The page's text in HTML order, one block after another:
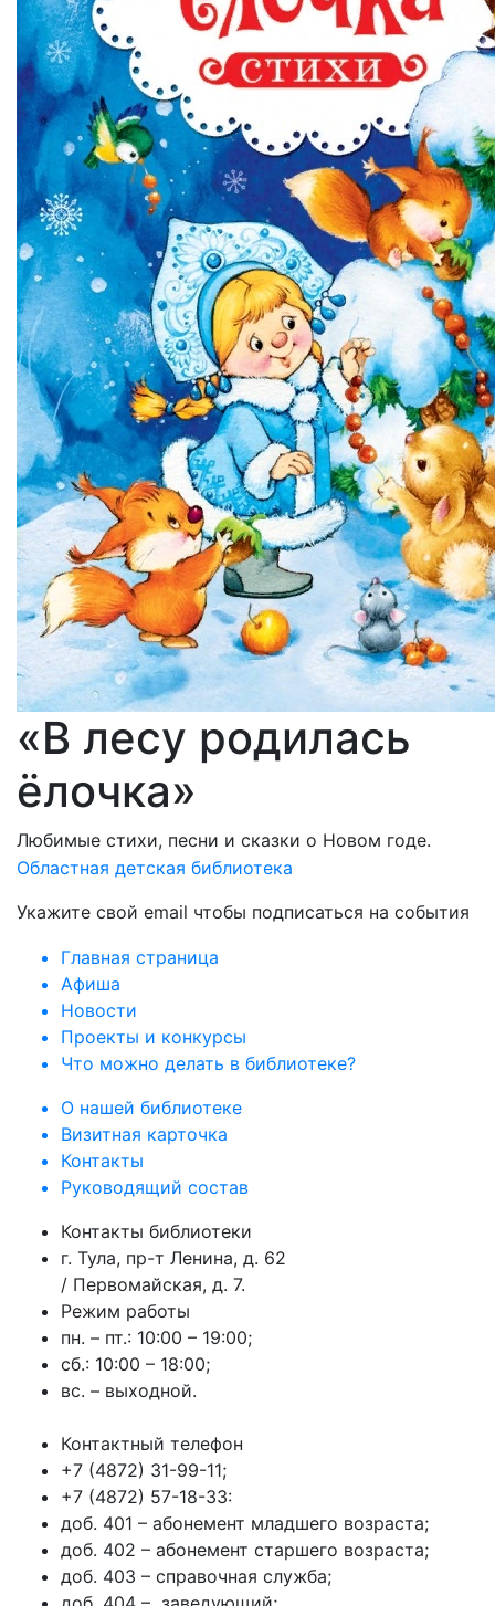
«В лесу родилась
ёлочка»
Любимые стихи, песни и сказки о Новом годе.
Областная детская библиотека
Укажите свой email чтобы подписаться на события
Главная страница
Афиша
Новости
Проекты и конкурсы
Что можно делать в библиотеке?
О нашей библиотеке
Визитная карточка
Контакты
Руководящий состав
Контакты библиотеки
г. Тула, пр-т Ленина, д. 62
/ Первомайская, д. 7.
Режим работы
пн. – пт.: 10:00 – 19:00;
сб.: 10:00 – 18:00;
вс. – выходной.
Контактный телефон
+7 (4872) 31-99-11;
+7 (4872) 57-18-33:
доб. 401 – абонемент младшего возраста;
доб. 402 – абонемент старшего возраста;
доб. 403 – справочная служба;